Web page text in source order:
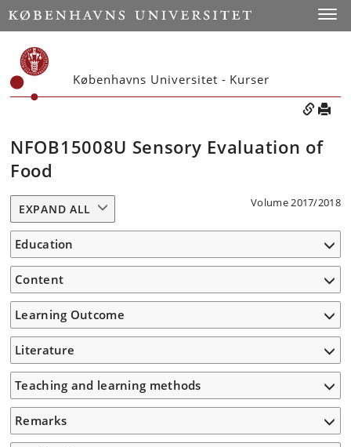
Københavns Universitet - Kurser
NFOB15008U Sensory Evaluation of
Food
Volume 2017/2018
EXPAND ALL
Education
Content
Learning Outcome
Literature
Teaching and learning methods
Remarks